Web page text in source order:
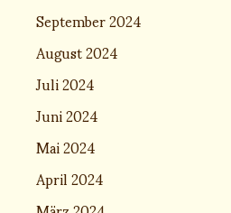
September 2024
August 2024
Juli 2024
Juni 2024
Mai 2024
April 2024